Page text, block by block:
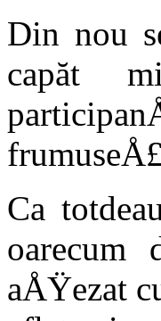
Din nou
capăt
Ca
aÅŸezat